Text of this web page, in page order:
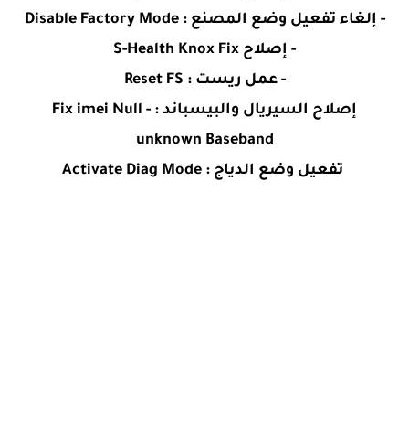
- إلغاء تفعيل وضع المصنع : Disable Factory Mode
- إصلاح S-Health Knox Fix
- عمل ريست : Reset FS
إصلاح السيريال والبيسباند : Fix imei Null -
unknown Baseband
تفعيل وضع الدياج : Activate Diag Mode